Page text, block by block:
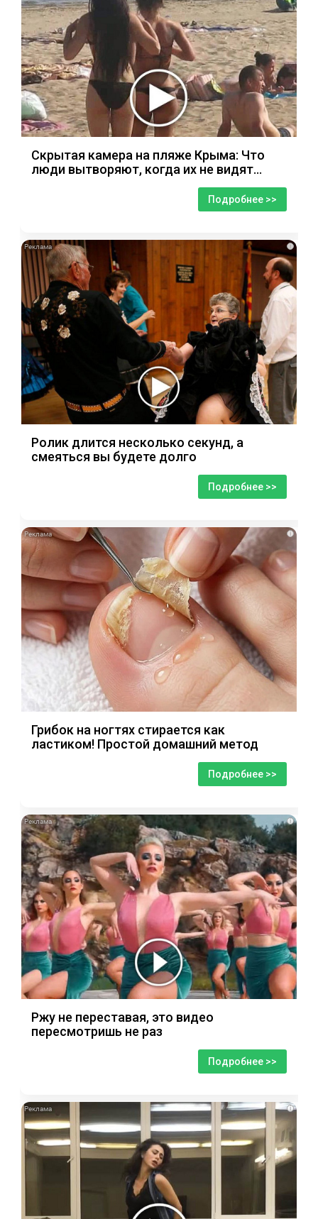
Скрытая камера на пляже Крыма: Что
люди вытворяют, когда их не видят...
Подробнее >>
i
Ролик длится несколько секунд, а
смеяться вы будете долго
Подробнее >>
i
Грибок на ногтях стирается как
ластиком! Простой домашний метод
Подробнее >>
i
Ржу не переставая, это видео
пересмотришь не раз
Подробнее >>
i